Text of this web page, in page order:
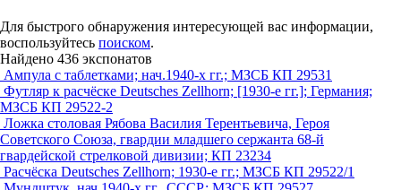
Для быстрого обнаружения интересующей вас информации,
воспользуйтесь поиском.
Найдено 436 экспонатов
Ампула с таблетками; нач.1940-х гг.; МЗСБ КП 29531
Футляр к расчёске Deutsches Zellhorn; [1930-е гг.]; Германия;
МЗСБ КП 29522-2
Ложка столовая Рябова Василия Терентьевича, Героя
Советского Союза, гвардии младшего сержанта 68-й
гвардейской стрелковой дивизии; КП 23234
Расчёска Deutsches Zellhorn; 1930-е гг.; МЗСБ КП 29522/1